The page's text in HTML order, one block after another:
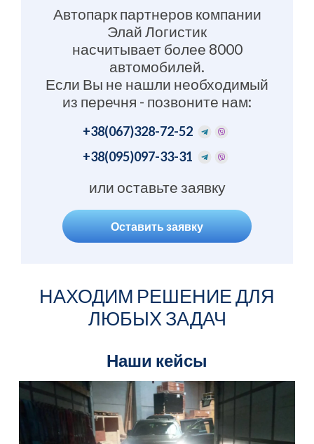
Автопарк партнеров компании
Элай Логистик
насчитывает более 8000
автомобилей.
Если Вы не нашли необходимый
из перечня - позвоните нам:
+38(067)328-72-52
+38(095)097-33-31
или оставьте заявку
Оставить заявку
НАХОДИМ РЕШЕНИЕ ДЛЯ
ЛЮБЫХ ЗАДАЧ
Наши кейсы